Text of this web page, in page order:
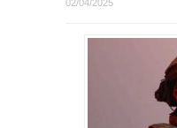
02/04/2025